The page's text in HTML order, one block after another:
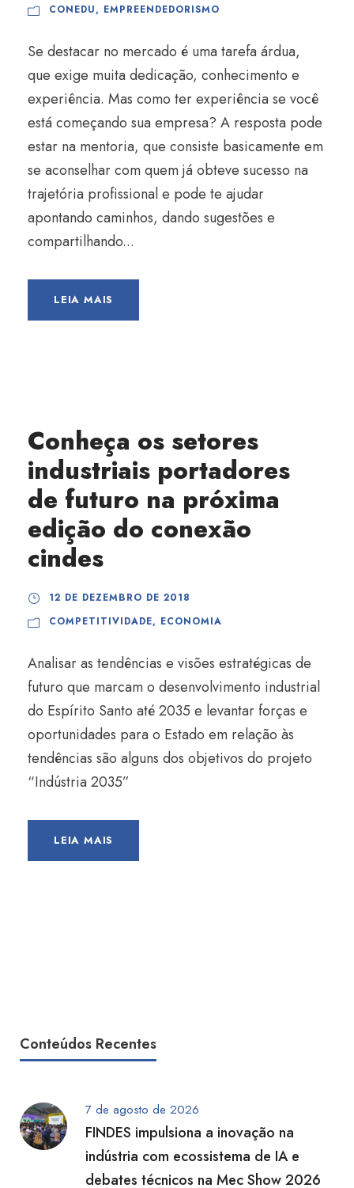
CONEDU, EMPREENDEDORISMO
Se destacar no mercado é uma tarefa árdua,
que exige muita dedicação, conhecimento e
experiência. Mas como ter experiência se você
está começando sua empresa? A resposta pode
estar na mentoria, que consiste basicamente em
se aconselhar com quem já obteve sucesso na
trajetória profissional e pode te ajudar
apontando caminhos, dando sugestões e
compartilhando...
LEIA MAIS
Conheça os setores
industriais portadores
de futuro na próxima
edição do conexão
cindes
12 DE DEZEMBRO DE 2018
COMPETITIVIDADE, ECONOMIA
Analisar as tendências e visões estratégicas de
futuro que marcam o desenvolvimento industrial
do Espírito Santo até 2035 e levantar forças e
oportunidades para o Estado em relação às
tendências são alguns dos objetivos do projeto
“Indústria 2035”
LEIA MAIS
Conteúdos Recentes
7 de agosto de 2026
FINDES impulsiona a inovação na
indústria com ecossistema de IA e
debates técnicos na Mec Show 2026